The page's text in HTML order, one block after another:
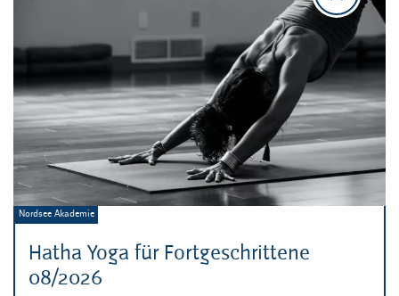
Hatha Yoga für Fortgeschrittene
08/2026
Veranstalter:
Nordsee Akademie